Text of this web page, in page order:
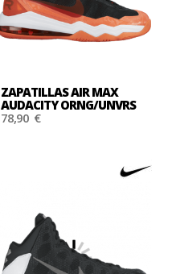
ZAPATILLAS AIR MAX
AUDACITY ORNG/UNVRS
78,90 €